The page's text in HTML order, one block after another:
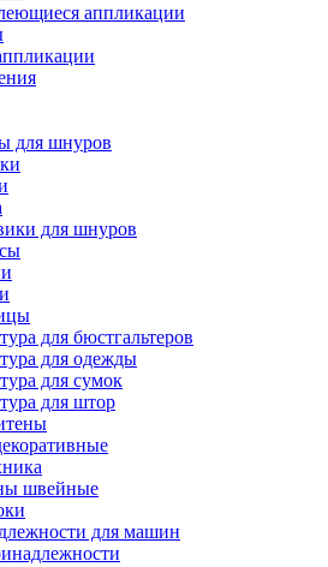
аппликации
для шнуров
для шнуров
для бюстгальтеров
для одежды
для сумок
для штор
швейные
для машин